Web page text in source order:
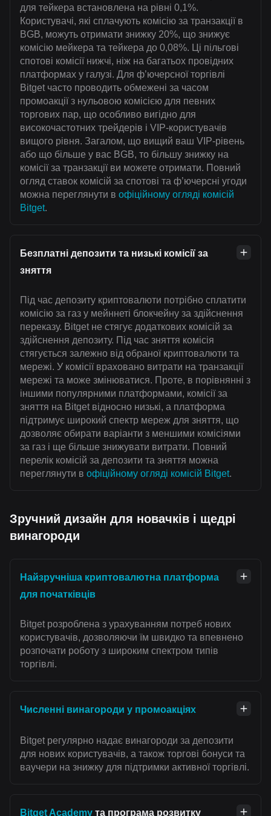
для тейкера встановлена на рівні 0,1%.
Користувачі, які сплачують комісію за транзакції в
BGB, можуть отримати знижку 20%, що знижує
комісію мейкера та тейкера до 0,08%. Ці пільгові
спотові комісії нижчі, ніж на багатьох провідних
платформах у галузі. Для ф’ючерсної торгівлі
Bitget часто проводить обмежені за часом
промоакції з нульовою комісією для певних
торгових пар, що особливо вигідно для
високочастотних трейдерів і VIP-користувачів
вищого рівня. Загалом, що вищий ваш VIP-рівень
або що більше у вас BGB, то більшу знижку на
комісії за транзакції ви можете отримати. Повний
огляд ставок комісій за спотові та ф’ючерсні угоди
можна переглянути в офіційному огляді комісій
Bitget.
Безплатні депозити та низькі комісії за
зняття
Під час депозиту криптовалюти потрібно сплатити
комісію за газ у мейннеті блокчейну за здійснення
переказу. Bitget не стягує додаткових комісій за
здійснення депозиту. Під час зняття комісія
стягується залежно від обраної криптовалюти та
мережі. У комісії враховано витрати на транзакції
мережі та може змінюватися. Проте, в порівнянні з
іншими популярними платформами, комісії за
зняття на Bitget відносно низькі, а платформа
підтримує широкий спектр мереж для зняття, що
дозволяє обирати варіанти з меншими комісіями
за газ і ще більше знижувати витрати. Повний
перелік комісій за депозити та зняття можна
переглянути в офіційному огляді комісій Bitget.
Зручний дизайн для новачків і щедрі
винагороди
Найзручніша криптовалютна платформа
для початківців
Bitget розроблена з урахуванням потреб нових
користувачів, дозволяючи їм швидко та впевнено
розпочати роботу з широким спектром типів
торгівлі.
Численні винагороди у промоакціях
Bitget регулярно надає винагороди за депозити
для нових користувачів, а також торгові бонуси та
ваучери на знижку для підтримки активної торгівлі.
Bitget Academy та програма розвитку